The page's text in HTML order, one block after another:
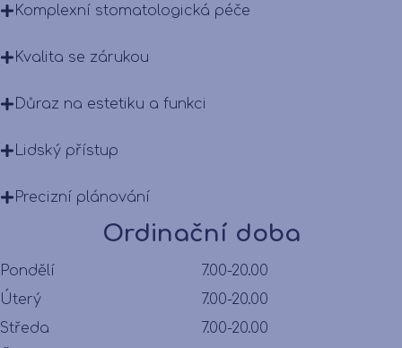
Komplexní stomatologická péče
Kvalita se zárukou
Důraz na estetiku a funkci
Lidský přístup
Precizní plánování
Ordinační doba
Pondělí
7.00-20.00
Úterý
7.00-20.00
Středa
7.00-20.00